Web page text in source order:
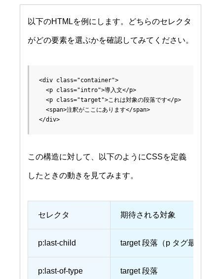
以下のHTMLを例にします。どちらのセレクタ
がどの要素を選ぶかを確認してみてください。
<div class="container">
  <p class="intro">導入文</p>
  <p class="target">これは対象の段落です</p>
  <span>注釈がここにあります</span>
この構造に対して、以下のようにCSSを定義
したときの動きを見てみます。
セレクタ 期待される対象
p:last-child target 段落（p タグ最後）
p:last-of-type target 段落